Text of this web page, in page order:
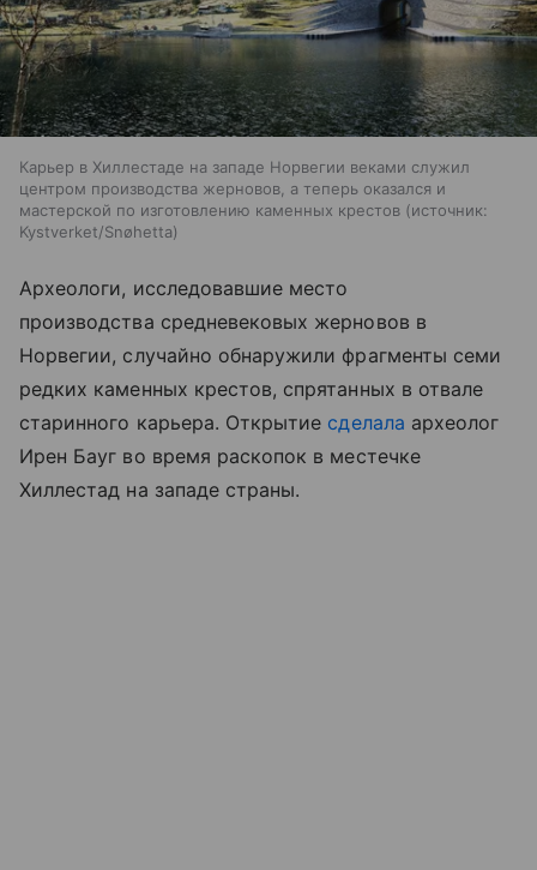
Карьер в Хиллестаде на западе Норвегии веками служил
центром производства жерновов, а теперь оказался и
мастерской по изготовлению каменных крестов
источник:
Kystverket/Snøhetta
Археологи, исследовавшие место
производства средневековых жерновов в
Норвегии, случайно обнаружили фрагменты семи
редких каменных крестов, спрятанных в отвале
старинного карьера. Открытие сделала археолог
Ирен Бауг во время раскопок в местечке
Хиллестад на западе страны.